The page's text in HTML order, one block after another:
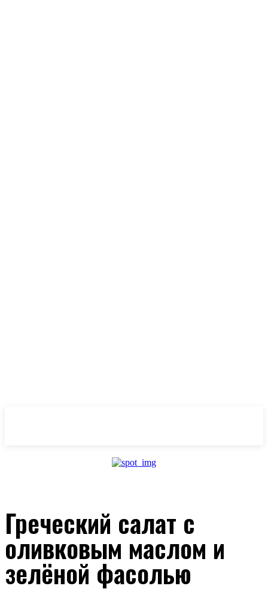
Греческий салат с
оливковым маслом и
зелёной фасолью